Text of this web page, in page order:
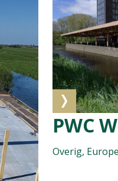
PWC
Overig,